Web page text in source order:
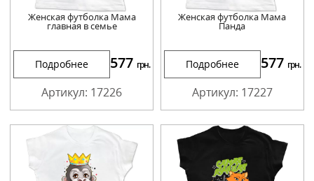
Женская футболка Мама
главная в семье
Подробнее 577 грн.
Артикул: 17226
Женская футболка Мама
Панда
Подробнее 577 грн.
Артикул: 17227